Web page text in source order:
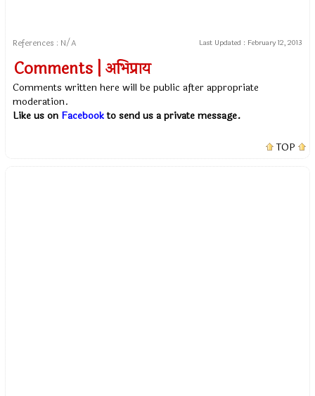
References : N/A Last Updated : February 12, 2013
Comments | अभिप्राय
Comments written here will be public after appropriate
moderation.
Like us on Facebookto send us a private message.
TOP